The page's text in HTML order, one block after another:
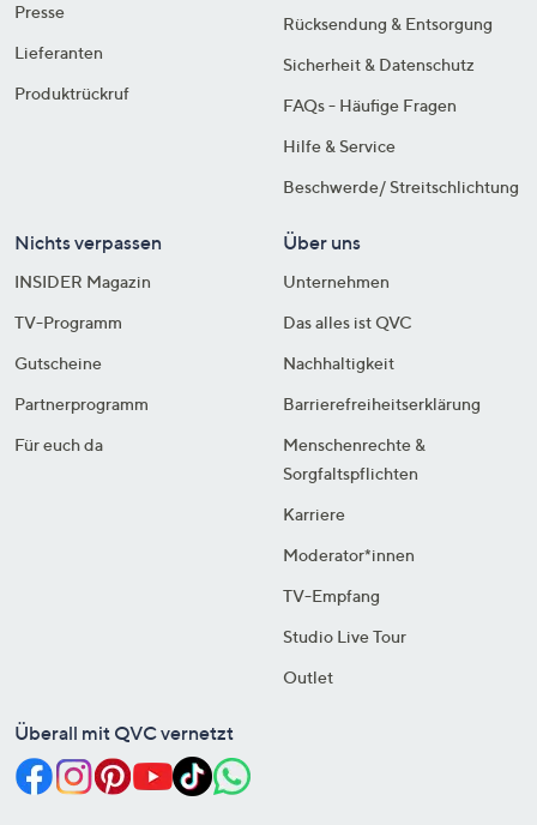
Presse
Lieferanten
Produktrückruf
Rücksendung & Entsorgung
Sicherheit & Datenschutz
FAQs - Häufige Fragen
Hilfe & Service
Beschwerde/ Streitschlichtung
Nichts verpassen
INSIDER Magazin
TV-Programm
Gutscheine
Partnerprogramm
Für euch da
Über uns
Unternehmen
Das alles ist QVC
Nachhaltigkeit
Barrierefreiheitserklärung
Menschenrechte &
Sorgfaltspflichten
Karriere
Moderator*innen
TV-Empfang
Studio Live Tour
Outlet
Überall mit QVC vernetzt